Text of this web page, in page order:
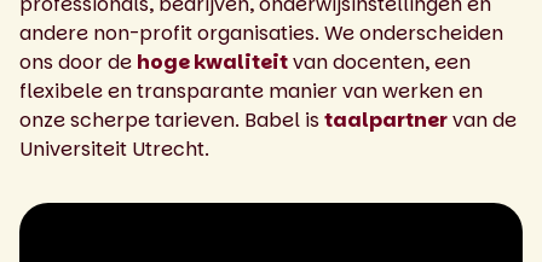
andere non-profit organisaties. We onderscheiden
ons door de hoge kwaliteitvan docenten, een
flexibele en transparante manier van werken en
onze scherpe tarieven. Babel istaalpartnervan de
Universiteit Utrecht.